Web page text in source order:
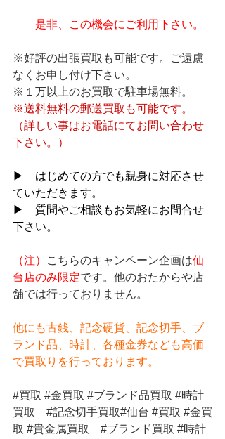
是非、この機会にご利用下さい。
※好評の出張買取も可能です。ご遠慮
なくお申し付け下さい。
※１万以上のお買取で駐車場無料。
※送料無料の郵送買取も可能です。
（詳しい事はお電話にてお問い合わせ
下さい。）
▶　はじめての方でも親身に対応させ
ていただきます。
▶　質問やご相談もお気軽にお問合せ
下さい。
（注） こちらのキャンペーン企画は仙
台店のみ限定です。他のおたからや店
舗では行っておりません。
他にも古銭、記念硬貨、記念切手、ブ
ランド品、時計、各種金券なども高価
で買取りを行っております。
#買取 #金買取 #ブランド品買取 #時計
買取
#記念切手買取#仙台 #買取 #金買
取 #貴金属買取 #ブランド買取 #時計